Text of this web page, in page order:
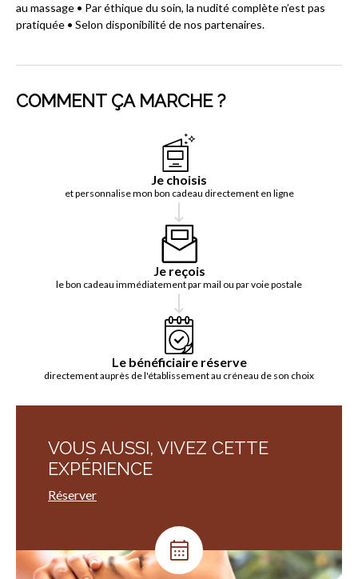
au massage • Par éthique du soin, la nudité complète n’est pas
pratiquée • Selon disponibilité de nos partenaires.
COMMENT ÇA MARCHE ?
Je choisis
et personnalise mon bon cadeau directement en ligne
Je reçois
le bon cadeau immédiatement par mail ou par voie postale
Le bénéficiaire réserve
directement auprès de l'établissement au créneau de son choix
VOUS AUSSI, VIVEZ CETTE
EXPÉRIENCE
Réserver